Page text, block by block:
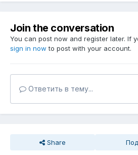
Join the conversation
You can post now and register later. If
sign in now to post with your account.
Ответить в тему...
Share